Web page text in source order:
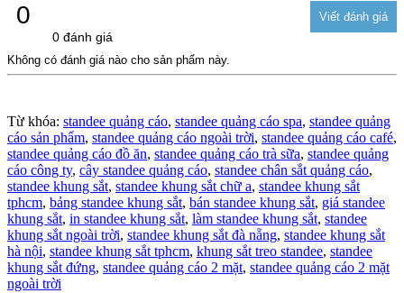
0
0 đánh giá
Không có đánh giá nào cho sản phẩm này.
Từ khóa: standee quảng cáo, standee quảng cáo spa, standee quảng
cáo sản phẩm, standee quảng cáo ngoài trời, standee quảng cáo café,
standee quảng cáo đồ ăn, standee quảng cáo trà sữa, standee quảng
cáo công ty, cây standee quảng cáo, standee chân sắt quảng cáo,
standee khung sắt, standee khung sắt chữ a, standee khung sắt
tphcm, bảng standee khung sắt, bán standee khung sắt, giá standee
khung sắt, in standee khung sắt, làm standee khung sắt, standee
khung sắt ngoài trời, standee khung sắt đà nẵng, standee khung sắt
hà nội, standee khung sắt tphcm, khung sắt treo standee, standee
khung sắt đứng, standee quảng cáo 2 mặt, standee quảng cáo 2 mặt
ngoài trời